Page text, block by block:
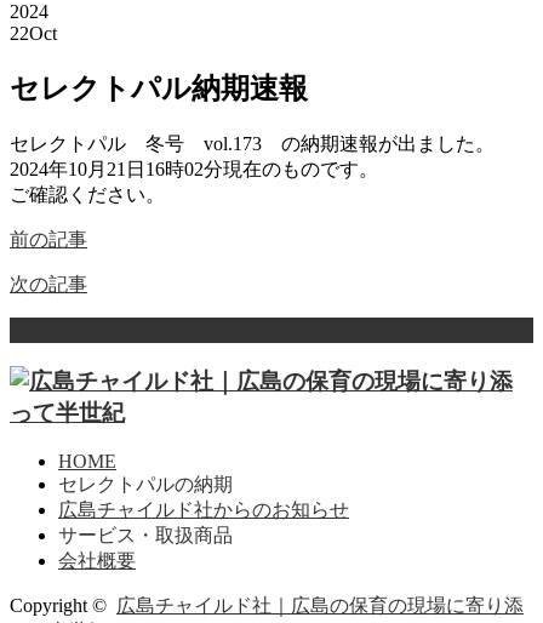
2024
22Oct
セレクトパル納期速報
セレクトパル 冬号 vol.173 の納期速報が出ました。
2024年10月21日16時02分現在のものです。
ご確認ください。
前の記事
次の記事
HOME
セレクトパルの納期
広島チャイルド社からのお知らせ
サービス・取扱商品
会社概要
Copyright © 広島チャイルド社｜広島の保育の現場に寄り添